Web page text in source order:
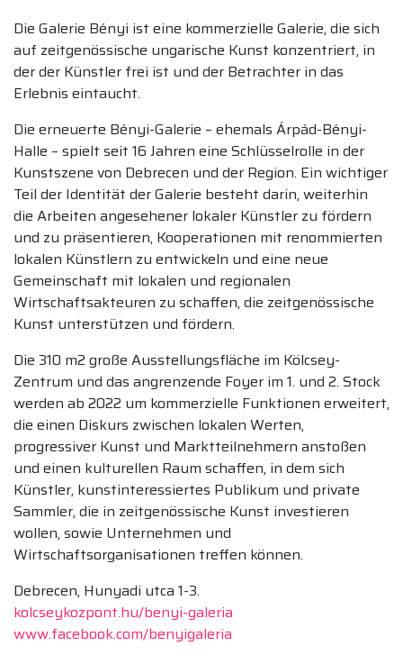
Die Galerie Bényi ist eine kommerzielle Galerie, die sich
auf zeitgenössische ungarische Kunst konzentriert, in
der der Künstler frei ist und der Betrachter in das
Erlebnis eintaucht.
Die erneuerte Bényi-Galerie – ehemals Árpád-Bényi-
Halle – spielt seit 16 Jahren eine Schlüsselrolle in der
Kunstszene von Debrecen und der Region. Ein wichtiger
Teil der Identität der Galerie besteht darin, weiterhin
die Arbeiten angesehener lokaler Künstler zu fördern
und zu präsentieren, Kooperationen mit renommierten
lokalen Künstlern zu entwickeln und eine neue
Gemeinschaft mit lokalen und regionalen
Wirtschaftsakteuren zu schaffen, die zeitgenössische
Kunst unterstützen und fördern.
Die 310 m2 große Ausstellungsfläche im Kölcsey-
Zentrum und das angrenzende Foyer im 1. und 2. Stock
werden ab 2022 um kommerzielle Funktionen erweitert,
die einen Diskurs zwischen lokalen Werten,
progressiver Kunst und Marktteilnehmern anstoßen
und einen kulturellen Raum schaffen, in dem sich
Künstler, kunstinteressiertes Publikum und private
Sammler, die in zeitgenössische Kunst investieren
wollen, sowie Unternehmen und
Wirtschaftsorganisationen treffen können.
Debrecen, Hunyadi utca 1-3.
kolcseykozpont.hu/benyi-galeria
www.facebook.com/benyigaleria